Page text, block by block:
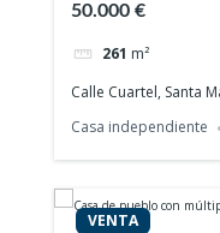
50.000 €
261 m²
Calle Cuartel, Santa
Casa independiente
VENTA